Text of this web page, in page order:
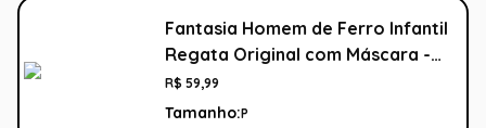
Fantasia Homem de Ferro Infantil
Regata Original com Máscara -
Vingadores - Marvel
R$ 59,99
Tamanho:P